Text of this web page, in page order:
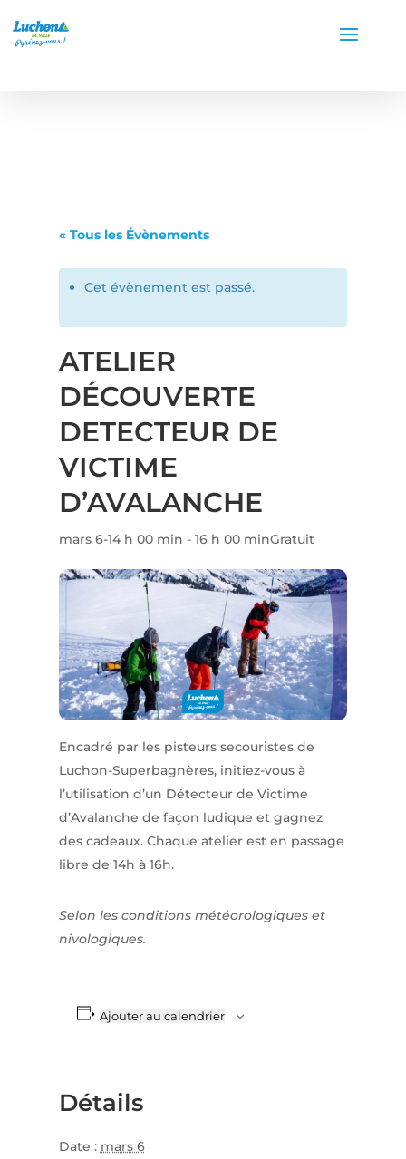
« Tous les Évènements
Cet évènement est passé.
ATELIER
DÉCOUVERTE
DETECTEUR DE
VICTIME
D’AVALANCHE
mars 6-14 h 00 min - 16 h 00 minGratuit
Encadré par les pisteurs secouristes de
Luchon-Superbagnères, initiez-vous à
l’utilisation d’un Détecteur de Victime
d’Avalanche de façon ludique et gagnez
des cadeaux. Chaque atelier est en passage
libre de 14h à 16h.
Selon les conditions météorologiques et
nivologiques.
Ajouter au calendrier
Détails
Date : mars 6